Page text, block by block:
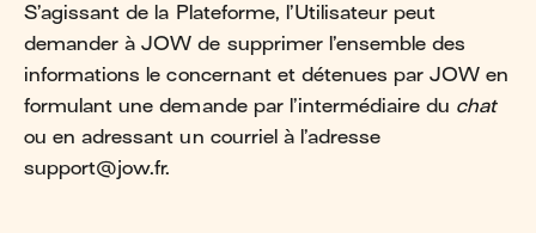
S’agissant de la Plateforme, l’Utilisateur peut
demander à JOW de supprimer l’ensemble des
informations le concernant et détenues par JOW en
formulant une demande par l’intermédiaire du chat
ou en adressant un courriel à l’adresse
support@jow.fr.